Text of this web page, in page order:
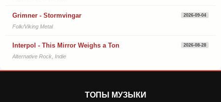
Grimner - Stormvingar 2026-09-04
Folk/Viking Metal
Interpol - This Mirror Weighs a Ton 2026-08-28
Alternative Rock, Indie
ТОПЫ МУЗЫКИ